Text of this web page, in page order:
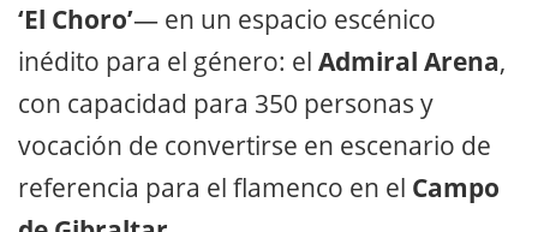
‘El Choro’— en un espacio escénico
inédito para el género: el Admiral Arena,
con capacidad para 350 personas y
vocación de convertirse en escenario de
referencia para el flamenco en el Campo